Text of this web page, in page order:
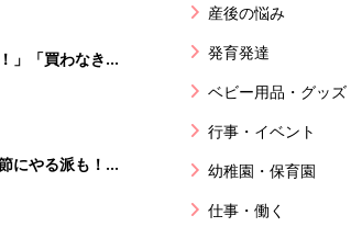
」「買わなきゃ
れでラクラク！
にやる派も！
か？】
産後の悩み
発育発達
ベビー用品・グッズ
行事・イベント
幼稚園・保育園
仕事・働く